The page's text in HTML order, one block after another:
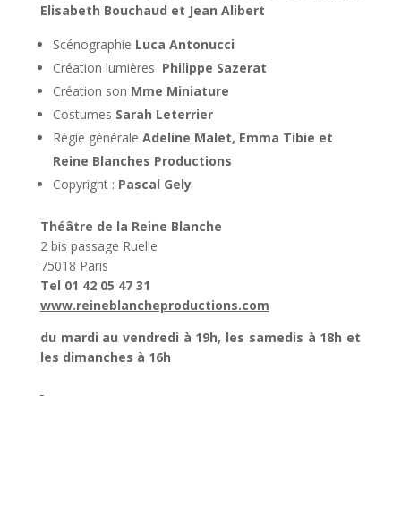
Elisabeth Bouchaud et Jean Alibert
Scénographie Luca Antonucci
Création lumières Philippe Sazerat
Création son Mme Miniature
Costumes Sarah Leterrier
Régie générale Adeline Malet, Emma Tibie et
Reine Blanches Productions
Copyright : Pascal Gely
Théâtre de la Reine Blanche
2 bis passage Ruelle
75018 Paris
Tel 01 42 05 47 31
www.reineblancheproductions.com
du mardi au vendredi à 19h, les samedis à 18h et
les dimanches à 16h